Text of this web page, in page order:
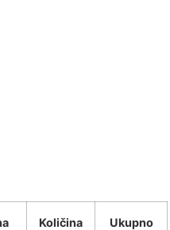
Količina Ukupno